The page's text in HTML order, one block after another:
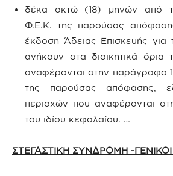
δέκα οκτώ (18) μηνών από
Φ.Ε.Κ. της παρούσας
έκδοση Άδειας Επισκευής για
ανήκουν στα διοικητικά
αναφέρονται στην παράγραφο
της παρούσας απόφασης,
περιοχών που αναφέρονται
του ιδίου κεφαλαίου. …
ΣΤΕΓΑΣΤΙΚΗ ΣΥΝΔΡΟΜΗ -